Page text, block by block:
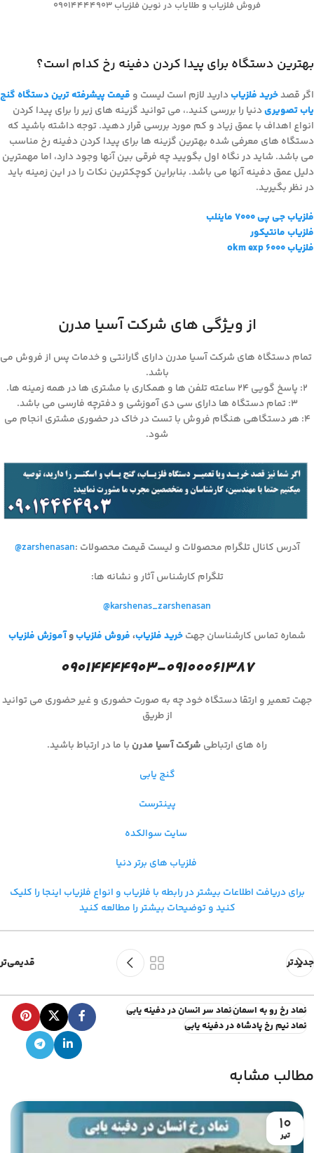
فروش فلزیاب و طلایاب در نوین فلزیاب 09014444903
بهترین دستگاه برای پیدا کردن دفینه رخ کدام است؟
اگر قصدخرید فلزیابدارید لازم است لیست و قیمت پیشرفته ترین دستگاه گنج
یاب تصویریدنیا را بررسی کنید.، می توانید گزینه های زیر را برای پیدا کردن
انواع اهداف با عمق زیاد و کم مورد بررسی قرار دهید. توجه داشته باشید که
دستگاه های معرفی شده بهترین گزینه ها برای پیدا کردن دفینه رخ مناسب
می باشد. شاید در نگاه اول بگویید چه فرقی بین آنها وجود دارد، اما مهمترین
دلیل عمق دفینه آنها می باشد. بنابراین کوچکترین نکات را در این زمینه باید
در نظر بگیرید.
فلزیاب جی پی 7000 ماینلب
فلزیاب مانتیکور
فلزیاب okm exp 6000
از ویژگی های شرکت آسیا مدرن
تمام دستگاه های شرکت آسیا مدرن دارای گارانتی و خدمات پس از فروش می
باشد.
۲: پاسخ گویی ۲۴ ساعته تلفن ها و همکاری با مشتری ها در همه زمینه ها.
۳: تمام دستگاه ها دارای سی دی آموزشی و دفترچه فارسی می باشد.
۴: هر دستگاهی هنگام فروش با تست در خاک در حضوری مشتری انجام می
شود.
آدرس کانال تلگرام محصولات و لیست قیمت محصولات :
@zarshenasan
تلگرام کارشناس آثار و نشانه ها:
@karshenas_zarshenasan
شماره تماس کارشناسان جهتخرید فلزیاب،فروش فلزیابوآموزش فلزیاب
۰۹۰۱۴۴۴۴۹۰۳-۰۹۱۰۰۰۶۱۳۸۷
جهت تعمیر و ارتقا دستگاه خود چه به صورت حضوری و غیر حضوری می توانید
از طریق
راه های ارتباطی شرکت آسیا مدرنبا ما در ارتباط باشید.
گنج یابی
پینترست
سایت سوالکده
فلزیاب های برتر دنیا
برای دریافت اطلاعات بیشتر در رابطه با فلزیاب و انواع فلزیاب اینجا را کلیک
کنید و توضیحات بیشتر را مطالعه کنید
جدیدتر قدیمی‌تر
نماد رخ رو به اسماننماد سر انسان در دفینه یابی
نماد نیم رخ پادشاه در دفینه یابی
مطالب مشابه
10
تیر